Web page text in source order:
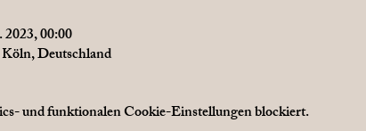
00:00
Deutschland
und funktionalen Cookie-Einstellungen blockiert.